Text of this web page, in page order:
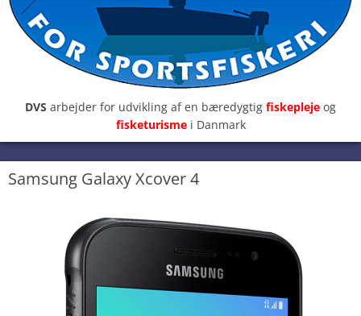
DVS arbejder for udvikling af en bæredygtig fiskepleje og
fisketurisme i Danmark
Samsung Galaxy Xcover 4